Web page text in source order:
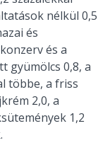
nélkül 0,5
és
és a
gyümölcs 0,8, a
többe, a friss
2,0, a
1,2